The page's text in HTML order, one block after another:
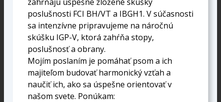
poslušnosti FCI BH/VT a IBGH1. V súčasnosti
sa intenzívne pripravujeme na náročnú
skúšku IGP-V, ktorá zahŕňa stopy,
poslušnosť a obrany.
Mojím poslaním je pomáhať psom a ich
majiteľom budovať harmonický vzťah a
naučiť ich, ako sa úspešne orientovať v
našom svete. Ponúkam: